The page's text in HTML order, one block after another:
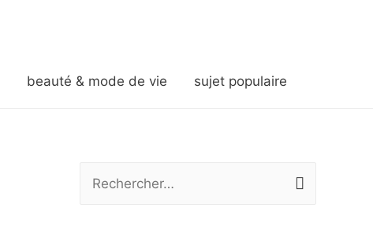
beauté & mode de vie sujet populaire